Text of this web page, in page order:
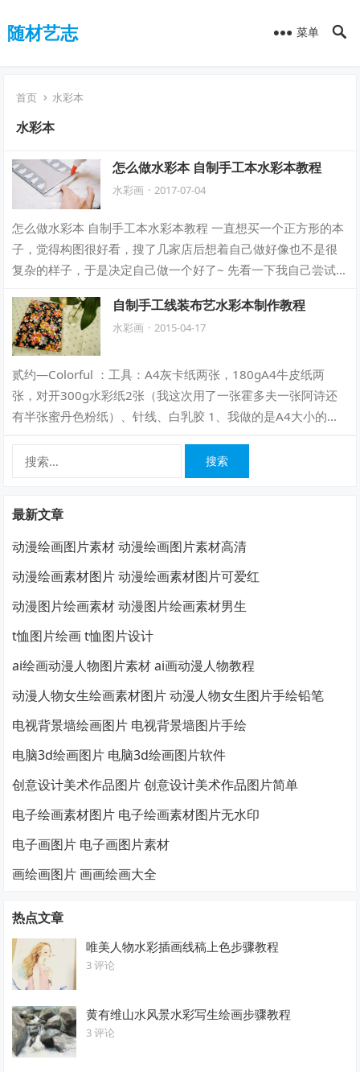
随材艺志 菜单
首页 水彩本
水彩本
怎么做水彩本 自制手工本水彩本教程
水彩画 · 2017-07-04
怎么做水彩本 自制手工本水彩本教程 一直想买一个正方形的本
子，觉得构图很好看，搜了几家店后想着自己做好像也不是很
复杂的样子，于是决定自己做一个好了~ 先看一下我自己尝试
自制手工线装布艺水彩本制作教程
水彩画 · 2015-04-17
贰约—Colorful ：工具：A4灰卡纸两张，180gA4牛皮纸两
张，对开300g水彩纸2张（我这次用了一张霍多夫一张阿诗还
有半张蜜丹色粉纸）、针线、白乳胶 1、我做的是A4大小的本
最新文章
动漫绘画图片素材 动漫绘画图片素材高清
动漫绘画素材图片 动漫绘画素材图片可爱红
动漫图片绘画素材 动漫图片绘画素材男生
t恤图片绘画 t恤图片设计
ai绘画动漫人物图片素材 ai画动漫人物教程
动漫人物女生绘画素材图片 动漫人物女生图片手绘铅笔
电视背景墙绘画图片 电视背景墙图片手绘
电脑3d绘画图片 电脑3d绘画图片软件
创意设计美术作品图片 创意设计美术作品图片简单
电子绘画素材图片 电子绘画素材图片无水印
电子画图片 电子画图片素材
画绘画图片 画画绘画大全
热点文章
唯美人物水彩插画线稿上色步骤教程
3 评论
黄有维山水风景水彩写生绘画步骤教程
3 评论